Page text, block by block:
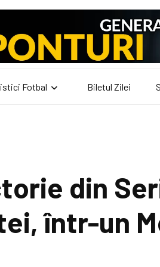
Fotbal Biletul Zilei
din
într-un